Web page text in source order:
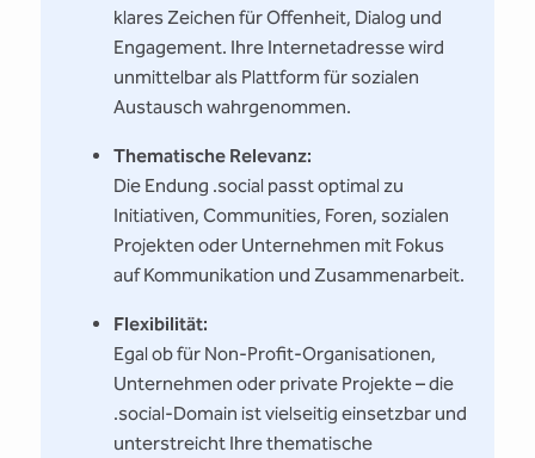
klares Zeichen für Offenheit, Dialog und
Engagement. Ihre Internetadresse wird
unmittelbar als Plattform für sozialen
Austausch wahrgenommen.
Thematische Relevanz:
Die Endung .social passt optimal zu
Initiativen, Communities, Foren, sozialen
Projekten oder Unternehmen mit Fokus
auf Kommunikation und Zusammenarbeit.
Flexibilität:
Egal ob für Non-Profit-Organisationen,
Unternehmen oder private Projekte – die
.social-Domain ist vielseitig einsetzbar und
unterstreicht Ihre thematische